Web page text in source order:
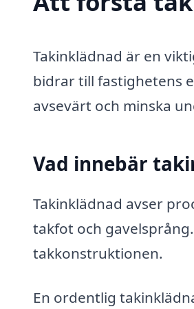
Takinklädnad är en
bidrar till fastighetens
avsevärt och minska
Vad innebär
Takinklädnad avser
takfot och
takkonstruktionen.
En ordentlig